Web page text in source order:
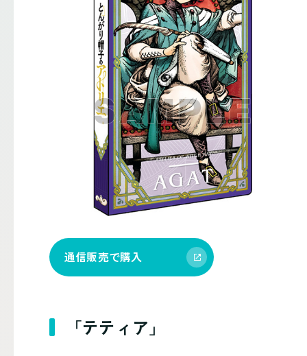
通信販売で購入
「テティア」